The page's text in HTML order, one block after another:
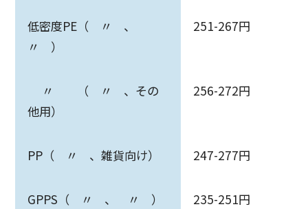
低密度PE（ 〃 、
〃 ）
251-267円
〃 （ 〃 、その
他用）
256-272円
PP（ 〃 、雑貨向け） 247-277円
GPPS（ 〃 、 〃 ） 235-251円